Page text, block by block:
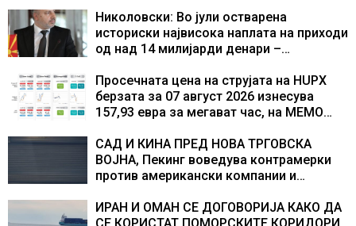
центри за податоци
Николовски: Во јули остварена
историски највисока наплата на приходи
од над 14 милијарди денари –
резултати
Просечната цена на струјата на HUPX
берзата за 07 август 2026 изнесува
157,93 евра за мегават час, на МЕМО
САД И КИНА ПРЕД НОВА ТРГОВСКА
ВОЈНА, Пекинг воведува контрамерки
против американски компании и
ИРАН И ОМАН СЕ ДОГОВОРИЈА КАКО ДА